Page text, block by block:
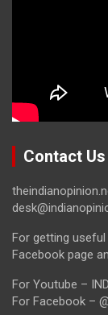
Contact Us
For getting
Facebook page
For Youtube –
For Facebook –